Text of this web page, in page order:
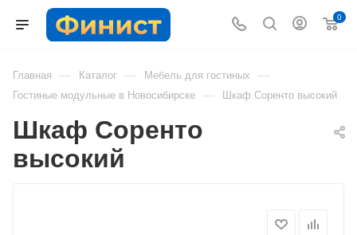
0
Главная — Каталог — Мебель для гостиных —
Гостиные модульные в Новосибирске — Шкаф Соренто высокий
Шкаф Соренто
высокий